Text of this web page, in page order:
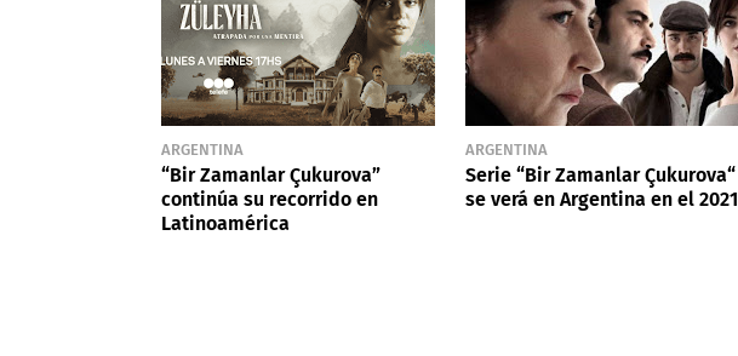
ARGENTINA
“Bir Zamanlar Çukurova”
continúa su recorrido en
Latinoamérica
ARGENTINA
Serie “Bir Zamanlar Çukurova“
se verá en Argentina en el 2021